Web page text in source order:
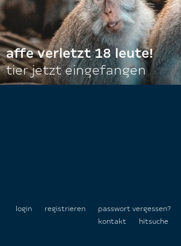
affe verletzt 18 leute!
tier jetzt eingefangen
login registrieren passwort vergessen?
kontakt
hitsuche